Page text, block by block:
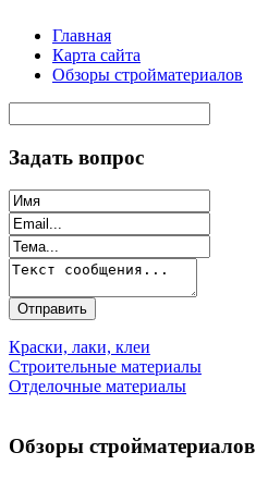
Главная
Карта сайта
Обзоры стройматериалов
Задать вопрос
Краски, лаки, клеи
Строительные материалы
Отделочные материалы
Обзоры стройматериалов